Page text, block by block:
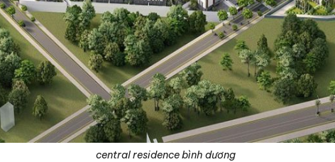
central residence bình dương